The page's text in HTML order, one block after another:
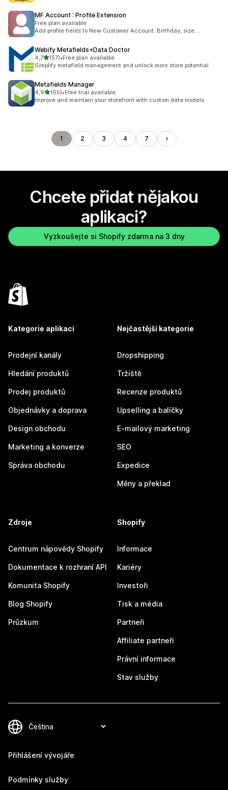
MF Account : Profile Extension
Free plan available
Add profile fields to New Customer Account. Birthday, size....
Webify Metafields+Data Doctor
4,7z 5 hvězd
(57)
Celkový počet recenzí: 57
•Free plan available
Simplify metafield management and unlock more store potential
Metafields Manager
4,9z 5 hvězd
(65)
Celkový počet recenzí: 65
•Free trial available
Improve and maintain your storefront with custom data models.
1 2 3 4 7
Chcete přidat nějakou
aplikaci?
Vyzkoušejte si Shopify zdarma na 3 dny
Kategorie aplikací
Prodejní kanály
Hledání produktů
Prodej produktů
Objednávky a doprava
Design obchodu
Marketing a konverze
Správa obchodu
Nejčastější kategorie
Dropshipping
Tržiště
Recenze produktů
Upselling a balíčky
E-mailový marketing
SEO
Expedice
Měny a překlad
Zdroje
Centrum nápovědy Shopify
Dokumentace k rozhraní API
Komunita Shopify
Blog Shopify
Průzkum
Shopify
Informace
Kariéry
Investoři
Tisk a média
Partneři
Affiliate partneři
Právní informace
Stav služby
Přihlášení vývojáře
Podmínky služby